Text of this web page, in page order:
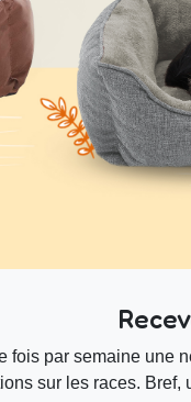
fois par semaine une
sur les races.